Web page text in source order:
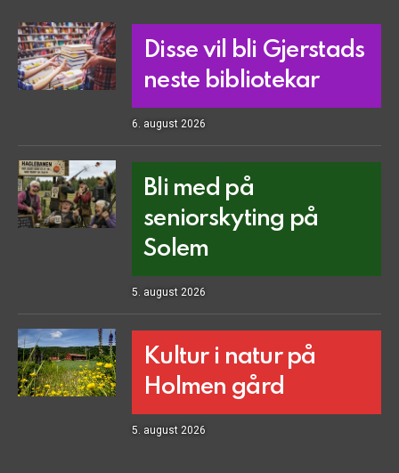
Disse vil bli Gjerstads
neste bibliotekar
6. august 2026
Bli med på
seniorskyting på
Solem
5. august 2026
Kultur i natur på
Holmen gård
5. august 2026